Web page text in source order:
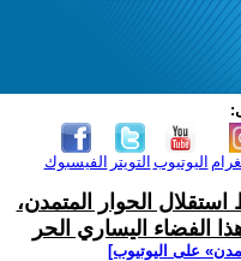
الفيسبوك التويتر اليوتيوب
استقلال الحوار المتمدن،
الفضاء اليساري الحر
على اليوتيوب]